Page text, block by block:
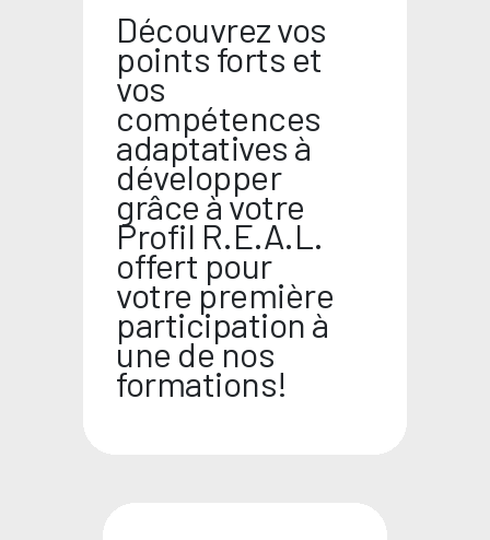
Découvrez vos
points forts et
vos
compétences
adaptatives à
développer
grâce à votre
Profil R.E.A.L.
offert pour
votre première
participation à
une de nos
formations!